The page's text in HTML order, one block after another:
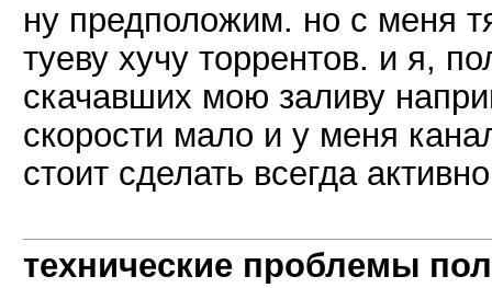
ну предположим. но с меня
туеву хучу торрентов. и я,
скачавших мою заливу
скорости мало и у меня
стоит сделать всегда
технические проблемы